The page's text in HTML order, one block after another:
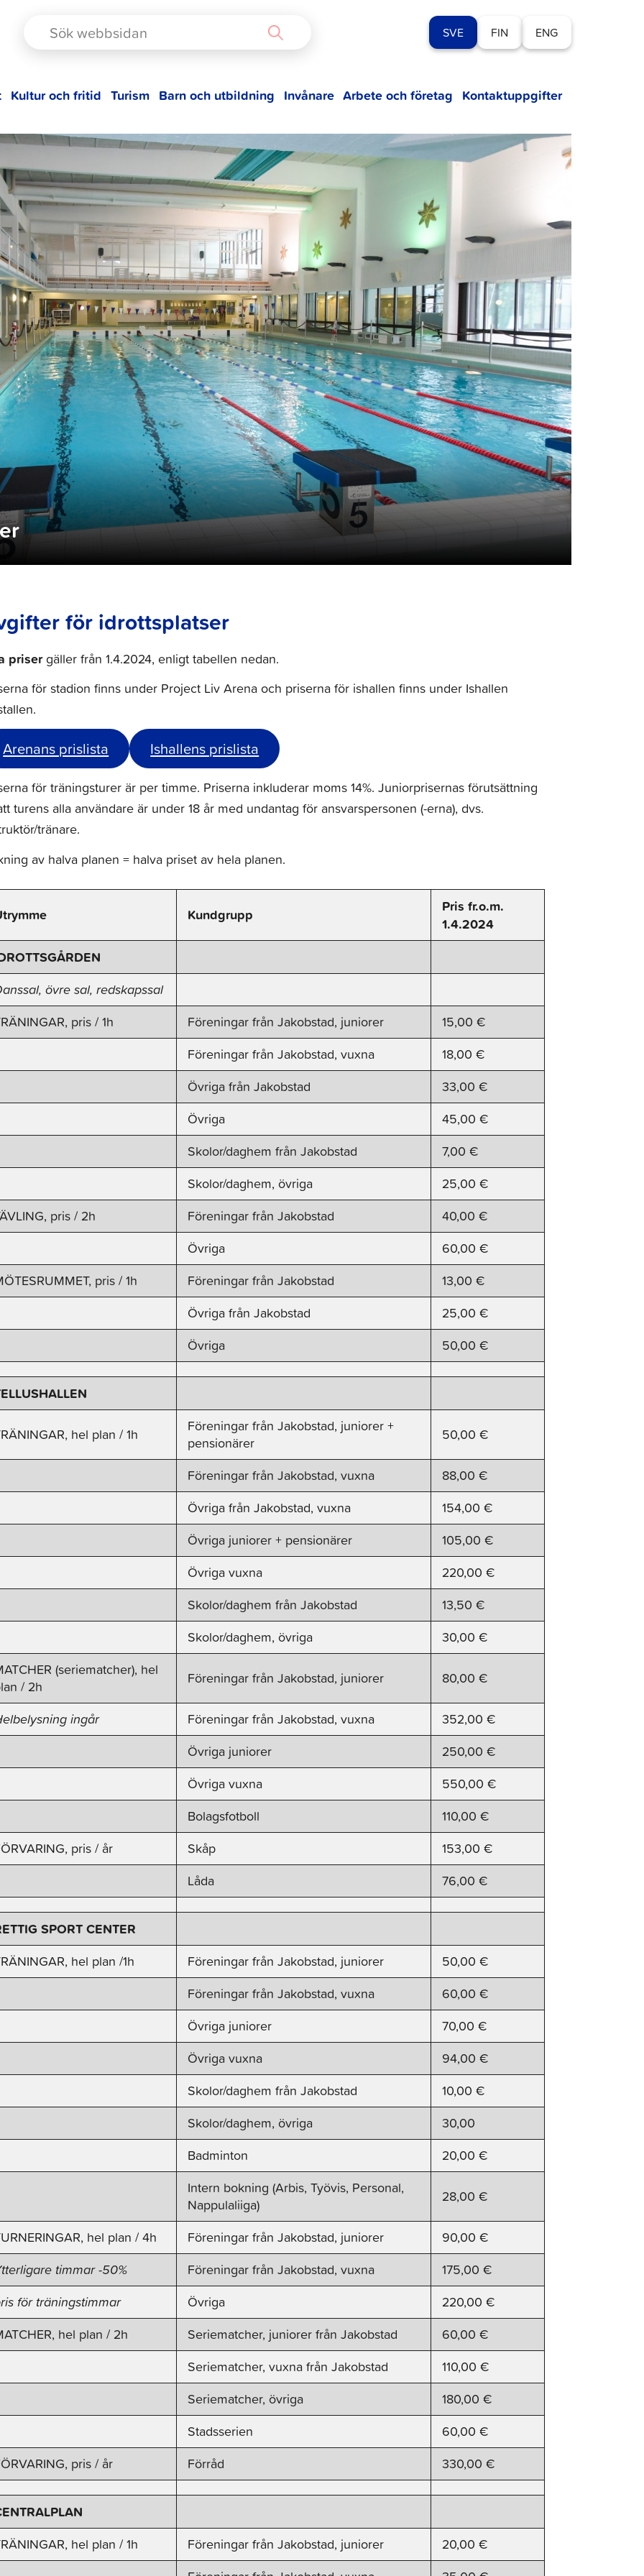
SVE FIN ENG
Kultur och fritid Turism Barn och utbildning Invånare Arbete och företag Kontaktuppgifter
för idrottsplatser
prisergäller från 1.4.2024, enligt tabellen nedan.
för stadion finns under Project Liv Arena och priserna för ishallen finns under Ishallen
Arenans prislista Ishallens prislista
för träningsturer är per timme. Priserna inkluderar moms 14%. Juniorprisernas förutsättning
turens alla användare är under 18 år med undantag för ansvarspersonen (-erna), dvs.
tränare.
av halva planen = halva priset av hela planen.
Kundgrupp
Pris fr.o.m.
1.4.2024
övre sal, redskapssal
pris / 1h
Föreningar från Jakobstad, juniorer
15,00 €
Föreningar från Jakobstad, vuxna
18,00 €
Övriga från Jakobstad
33,00 €
Övriga
45,00 €
Skolor/daghem från Jakobstad
7,00 €
Skolor/daghem, övriga
25,00 €
pris / 2h
Föreningar från Jakobstad
40,00 €
Övriga
60,00 €
pris / 1h
Föreningar från Jakobstad
13,00 €
Övriga från Jakobstad
25,00 €
Övriga
50,00 €
hel plan / 1h
Föreningar från Jakobstad, juniorer +
pensionärer
50,00 €
Föreningar från Jakobstad, vuxna
88,00 €
Övriga från Jakobstad, vuxna
154,00 €
Övriga juniorer + pensionärer
105,00 €
Övriga vuxna
220,00 €
Skolor/daghem från Jakobstad
13,50 €
Skolor/daghem, övriga
30,00 €
(seriematcher), hel
/ 2h
Föreningar från Jakobstad, juniorer 80,00 €
ingår Föreningar från Jakobstad, vuxna
352,00 €
Övriga juniorer
250,00 €
Övriga vuxna
550,00 €
Bolagsfotboll
110,00 €
pris / år
Skåp
153,00 €
Låda
76,00 €
SPORT CENTER
hel plan /1h Föreningar från Jakobstad, juniorer
50,00 €
Föreningar från Jakobstad, vuxna
60,00 €
Övriga juniorer
70,00 €
Övriga vuxna
94,00 €
Skolor/daghem från Jakobstad
10,00 €
Skolor/daghem, övriga
30,00
Badminton
20,00 €
Intern bokning (Arbis, Työvis, Personal,
Nappulaliiga)
28,00 €
hel plan / 4h Föreningar från Jakobstad, juniorer
90,00 €
timmar -50% Föreningar från Jakobstad, vuxna
175,00 €
för träningstimmar
Övriga
220,00 €
hel plan / 2h
Seriematcher, juniorer från Jakobstad
60,00 €
Seriematcher, vuxna från Jakobstad
110,00 €
Seriematcher, övriga
180,00 €
Stadsserien
60,00 €
pris / år
Förråd 330,00 €
hel plan / 1h Föreningar från Jakobstad, juniorer
20,00 €